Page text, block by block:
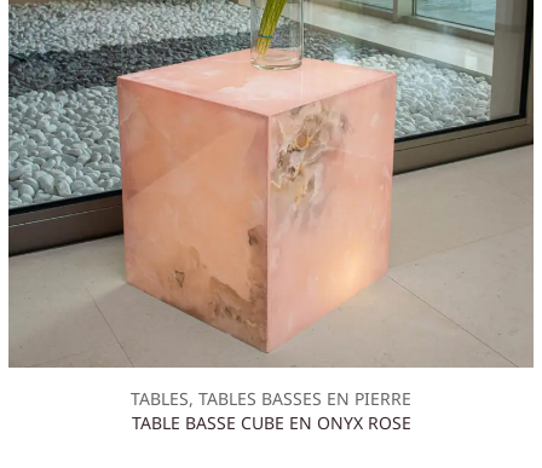
TABLES, TABLES BASSES EN PIERRE
TABLE BASSE CUBE EN ONYX ROSE